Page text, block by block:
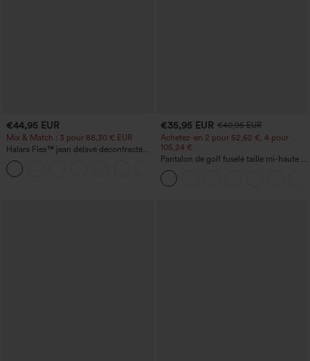
€44,95 EUR
Mix & Match : 3 pour 88,30 € EUR
Halara Flex™ jean délavé décontracté
taille haute à poches, coupe baggy à
jambe large
€35,95 EUR €40,95 EUR
Achetez-en 2 pour 52,62 €, 4 pour
105,24 €
Pantalon de golf fuselé taille mi-haute à
cordon, ourlet incurvé, séchage rapide,
avec poches — UPF40+